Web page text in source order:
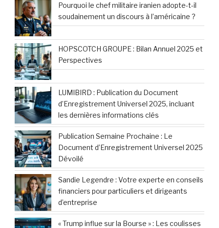
Pourquoi le chef militaire iranien adopte-t-il
soudainement un discours à l’américaine ?
HOPSCOTCH GROUPE : Bilan Annuel 2025 et
Perspectives
LUMIBIRD : Publication du Document
d’Enregistrement Universel 2025, incluant
les dernières informations clés
Publication Semaine Prochaine : Le
Document d’Enregistrement Universel 2025
Dévoilé
Sandie Legendre : Votre experte en conseils
financiers pour particuliers et dirigeants
d’entreprise
« Trump influe sur la Bourse » : Les coulisses